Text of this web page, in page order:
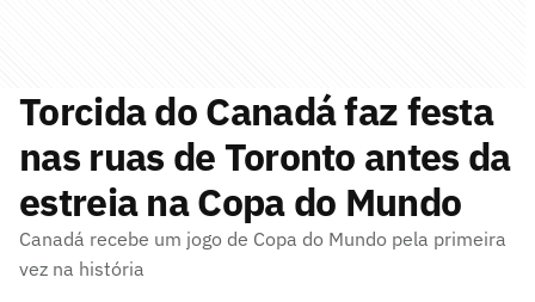
Torcida do Canadá faz festa
nas ruas de Toronto antes da
estreia na Copa do Mundo
Canadá recebe um jogo de Copa do Mundo pela primeira
vez na história